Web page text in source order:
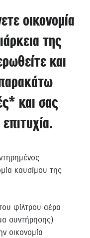
οικονομία
της
και
και σας
καυσίμου της
φίλτρου αέρα
συντήρησης)
οικονομία